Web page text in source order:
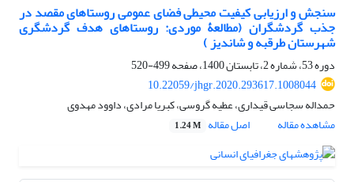
سنجش و ارزیابی کیفیت محیطی فضای عمومی روستاهای مقصد در
جذب گردشگران (مطالعۀ موردی: روستاهای هدف گردشگری
شهرستان طرقبه و شاندیز )
دوره 53، شماره 2، تابستان 1400، صفحه
499-520
10.22059/jhgr.2020.293617.1008044
حمداله سجاسی قیداری، عطیه گروسی، کبریا مرادی، داوود مهدوی
مشاهده مقاله
اصل مقاله 1.24 M